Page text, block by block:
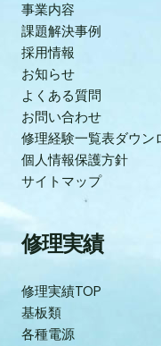
事業内容
課題解決事例
採用情報
お知らせ
よくある質問
お問い合わせ
修理経験一覧表ダウン
個人情報保護方針
サイトマップ
修理実績
修理実績TOP
基板類
各種電源